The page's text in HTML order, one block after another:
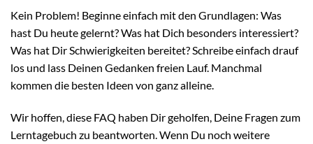
Kein Problem! Beginne einfach mit den Grundlagen: Was
hast Du heute gelernt? Was hat Dich besonders interessiert?
Was hat Dir Schwierigkeiten bereitet? Schreibe einfach drauf
los und lass Deinen Gedanken freien Lauf. Manchmal
kommen die besten Ideen von ganz alleine.
Wir hoffen, diese FAQ haben Dir geholfen, Deine Fragen zum
Lerntagebuch zu beantworten. Wenn Du noch weitere